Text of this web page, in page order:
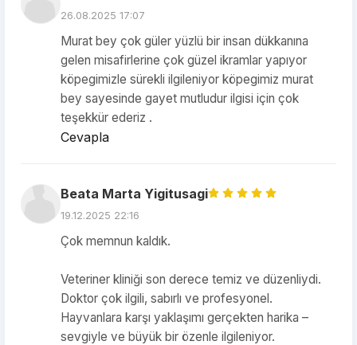
26.08.2025 17:07
Murat bey çok güler yüzlü bir insan dükkanına
gelen misafirlerine çok güzel ikramlar yapıyor
köpegimizle sürekli ilgileniyor köpegimiz murat
bey sayesinde gayet mutludur ilgisi için çok
teşekkür ederiz .
Cevapla
Beata Marta Yigitusagi
19.12.2025 22:16
Çok memnun kaldık.
Veteriner kliniği son derece temiz ve düzenliydi.
Doktor çok ilgili, sabırlı ve profesyonel.
Hayvanlara karşı yaklaşımı gerçekten harika –
sevgiyle ve büyük bir özenle ilgileniyor.